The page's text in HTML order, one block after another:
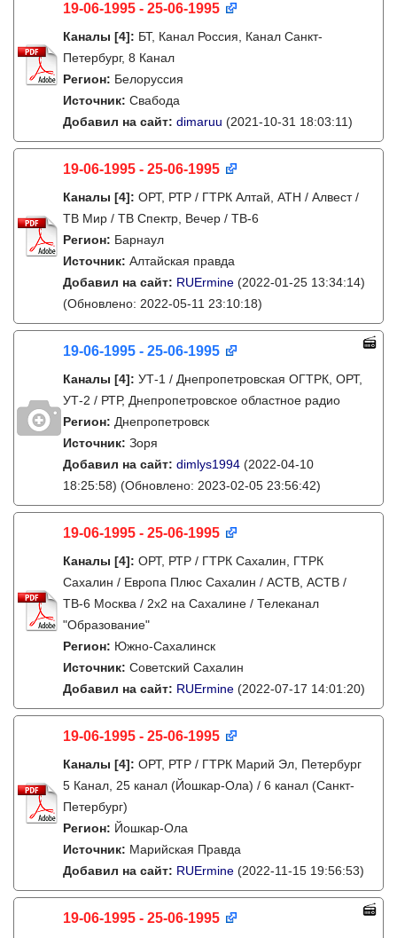
19-06-1995 - 25-06-1995
Каналы [4]: БТ, Канал Россия, Канал Санкт-
Петербург, 8 Канал
Регион: Белоруссия
Источник: Свабода
Добавил на сайт: dimaruu (2021-10-31 18:03:11)
19-06-1995 - 25-06-1995
Каналы [4]: ОРТ, РТР / ГТРК Алтай, АТН / Алвест /
ТВ Мир / ТВ Спектр, Вечер / ТВ-6
Регион: Барнаул
Источник: Алтайская правда
Добавил на сайт: RUErmine (2022-01-25 13:34:14)
(Обновлено: 2022-05-11 23:10:18)
19-06-1995 - 25-06-1995
Каналы [4]: УТ-1 / Днепропетровская ОГТРК, ОРТ,
УТ-2 / РТР, Днепропетровское областное радио
Регион: Днепропетровск
Источник: Зоря
Добавил на сайт: dimlys1994 (2022-04-10
18:25:58) (Обновлено: 2023-02-05 23:56:42)
19-06-1995 - 25-06-1995
Каналы [4]: ОРТ, РТР / ГТРК Сахалин, ГТРК
Сахалин / Европа Плюс Сахалин / АСТВ, АСТВ /
ТВ-6 Москва / 2х2 на Сахалине / Телеканал
"Образование"
Регион: Южно-Сахалинск
Источник: Советский Сахалин
Добавил на сайт: RUErmine (2022-07-17 14:01:20)
19-06-1995 - 25-06-1995
Каналы [4]: ОРТ, РТР / ГТРК Марий Эл, Петербург
5 Канал, 25 канал (Йошкар-Ола) / 6 канал (Санкт-
Петербург)
Регион: Йошкар-Ола
Источник: Марийская Правда
Добавил на сайт: RUErmine (2022-11-15 19:56:53)
19-06-1995 - 25-06-1995